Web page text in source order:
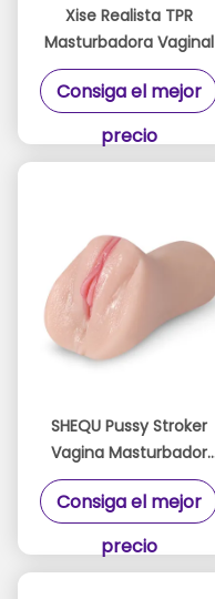
Xise Realista TPR
Masturbadora Vaginal
Consiga el mejor
precio
SHEQU Pussy Stroker
Vagina Masturbador
con canal texturizado
y agarre fuerte
Consiga el mejor
precio